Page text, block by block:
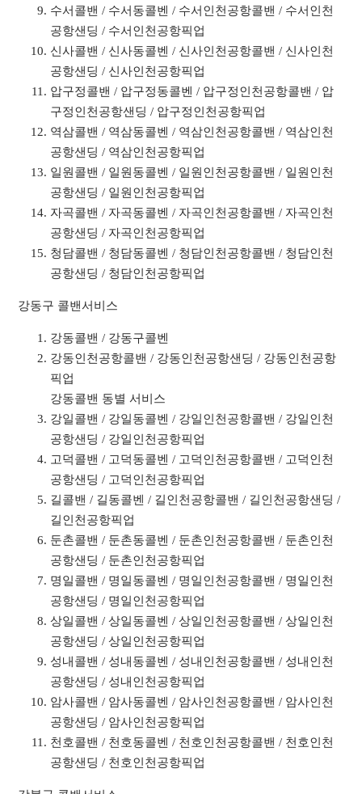
수서콜밴 / 수서동콜벤 / 수서인천공항콜밴 / 수서인천
공항샌딩 / 수서인천공항픽업
신사콜밴 / 신사동콜벤 / 신사인천공항콜밴 / 신사인천
공항샌딩 / 신사인천공항픽업
압구정콜밴 / 압구정동콜벤 / 압구정인천공항콜밴 / 압
구정인천공항샌딩 / 압구정인천공항픽업
역삼콜밴 / 역삼동콜벤 / 역삼인천공항콜밴 / 역삼인천
공항샌딩 / 역삼인천공항픽업
일원콜밴 / 일원동콜벤 / 일원인천공항콜밴 / 일원인천
공항샌딩 / 일원인천공항픽업
자곡콜밴 / 자곡동콜벤 / 자곡인천공항콜밴 / 자곡인천
공항샌딩 / 자곡인천공항픽업
청담콜밴 / 청담동콜벤 / 청담인천공항콜밴 / 청담인천
공항샌딩 / 청담인천공항픽업
강동구 콜밴서비스
강동콜밴 / 강동구콜벤
강동인천공항콜밴 / 강동인천공항샌딩 / 강동인천공항
픽업
강동콜밴 동별 서비스
강일콜밴 / 강일동콜벤 / 강일인천공항콜밴 / 강일인천
공항샌딩 / 강일인천공항픽업
고덕콜밴 / 고덕동콜벤 / 고덕인천공항콜밴 / 고덕인천
공항샌딩 / 고덕인천공항픽업
길콜밴 / 길동콜벤 / 길인천공항콜밴 / 길인천공항샌딩 /
길인천공항픽업
둔촌콜밴 / 둔촌동콜벤 / 둔촌인천공항콜밴 / 둔촌인천
공항샌딩 / 둔촌인천공항픽업
명일콜밴 / 명일동콜벤 / 명일인천공항콜밴 / 명일인천
공항샌딩 / 명일인천공항픽업
상일콜밴 / 상일동콜벤 / 상일인천공항콜밴 / 상일인천
공항샌딩 / 상일인천공항픽업
성내콜밴 / 성내동콜벤 / 성내인천공항콜밴 / 성내인천
공항샌딩 / 성내인천공항픽업
암사콜밴 / 암사동콜벤 / 암사인천공항콜밴 / 암사인천
공항샌딩 / 암사인천공항픽업
천호콜밴 / 천호동콜벤 / 천호인천공항콜밴 / 천호인천
공항샌딩 / 천호인천공항픽업